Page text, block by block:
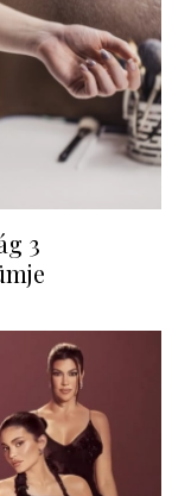
3